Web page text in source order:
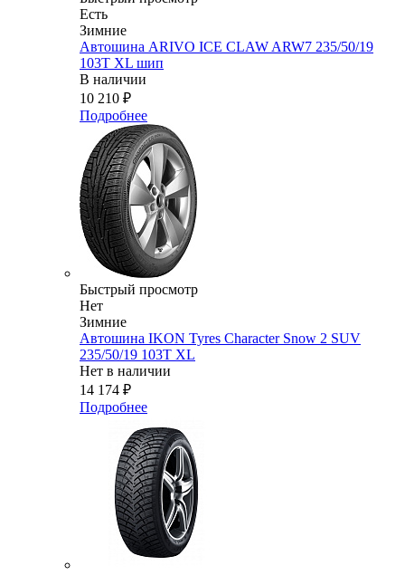
Есть
Зимние
Автошина ARIVO ICE CLAW ARW7 235/50/19
103T XL шип
В наличии
10 210 ₽
Подробнее
Быстрый просмотр
Нет
Зимние
Автошина IKON Tyres Character Snow 2 SUV
235/50/19 103T XL
Нет в наличии
14 174 ₽
Подробнее